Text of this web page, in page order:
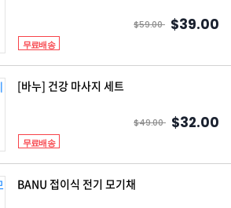
$59.00 $39.00
무료배송
[바누] 건강 마사지 세트
$49.00 $32.00
무료배송
BANU 접이식 전기 모기채